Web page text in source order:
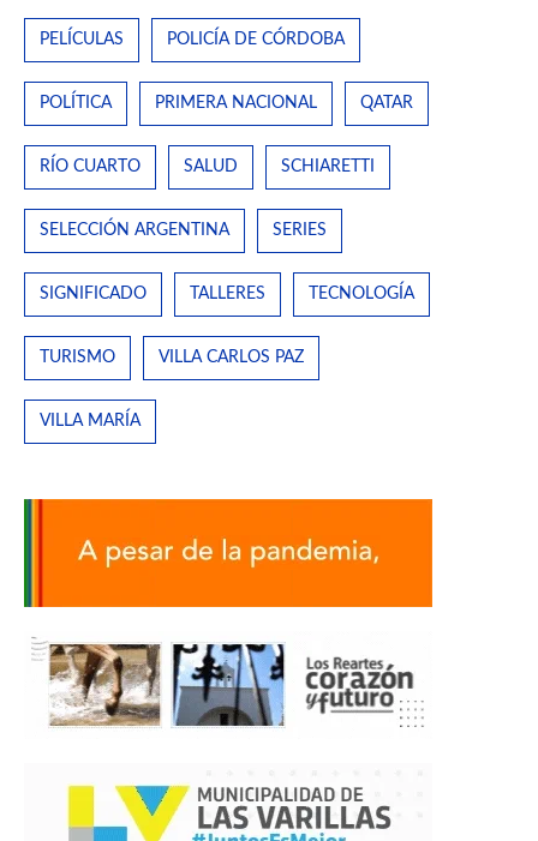
PELÍCULAS POLICÍA DE CÓRDOBA
POLÍTICA PRIMERA NACIONAL QATAR
RÍO CUARTO SALUD SCHIARETTI
SELECCIÓN ARGENTINA SERIES
SIGNIFICADO TALLERES TECNOLOGÍA
TURISMO VILLA CARLOS PAZ
VILLA MARÍA